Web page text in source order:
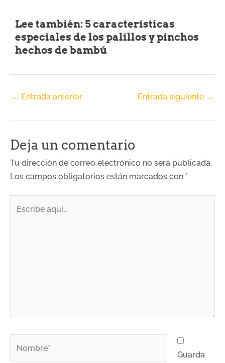
Lee también: 5 características
especiales de los palillos y pinchos
hechos de bambú
← Entrada anterior Entrada siguiente →
Deja un comentario
Tu dirección de correo electrónico no será publicada.
Los campos obligatorios están marcados con *
Guarda